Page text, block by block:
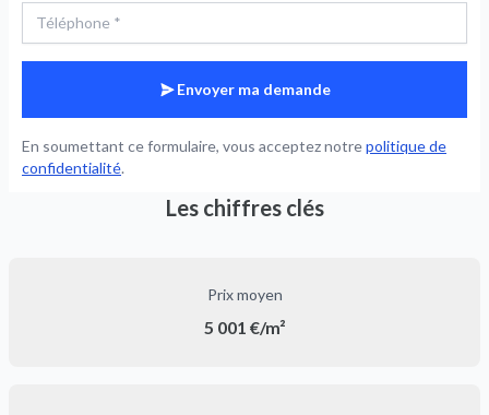
Envoyer ma demande
En soumettant ce formulaire, vous acceptez notrepolitique de
confidentialité.
Les chiffres clés
Prix moyen
5 001 €/m²